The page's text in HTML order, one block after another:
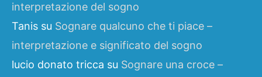
interpretazione del sogno
Tanis su Sognare qualcuno che ti piace –
interpretazione e significato del sogno
lucio donato tricca su Sognare una croce –